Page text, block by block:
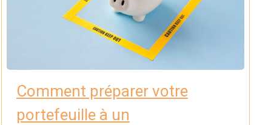
Comment préparer votre
portefeuille à un